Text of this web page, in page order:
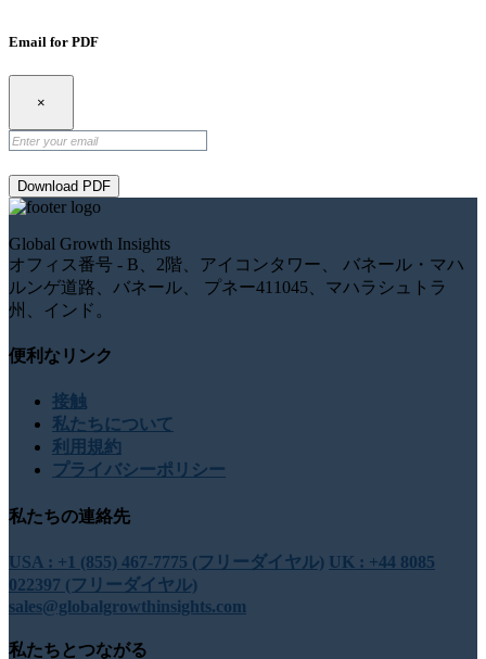
Email for PDF
×
Download PDF
Global Growth Insights
オフィス番号 - B、2階、アイコンタワー、 バネール・マハ
ルンゲ道路、バネール、 プネー411045、マハラシュトラ
州、インド。
便利なリンク
接触
私たちについて
利用規約
プライバシーポリシー
私たちの連絡先
USA : +1 (855) 467-7775 (フリーダイヤル) UK : +44 8085
022397 (フリーダイヤル)
sales@globalgrowthinsights.com
私たちとつながる